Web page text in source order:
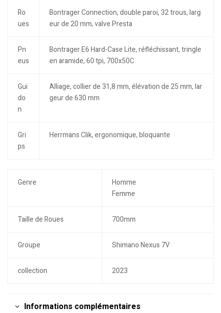
Ro
ues
Bontrager Connection, double paroi, 32 trous, larg
eur de 20 mm, valve Presta
Pn
eus
Bontrager E6 Hard-Case Lite, réfléchissant, tringle
en aramide, 60 tpi, 700x50C
Gui
do
n
Alliage, collier de 31,8 mm, élévation de 25 mm, lar
geur de 630 mm
Gri
ps
Herrmans Clik, ergonomique, bloquante
Genre
Homme
Femme
Taille de Roues 700mm
Groupe Shimano Nexus 7V
collection 2023
Informations complémentaires